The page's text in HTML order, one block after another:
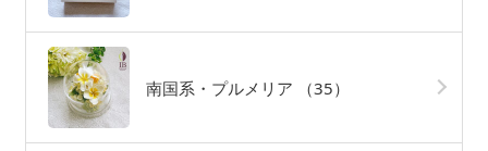
南国系・プルメリア （35）